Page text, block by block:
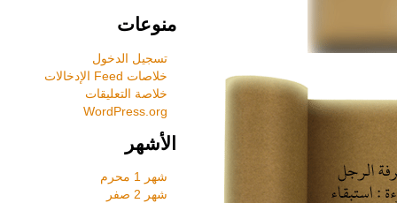
منوعات
تسجيل الدخول
خلاصات Feed الإدخالات
خلاصة التعليقات
WordPress.org
الأشهر
شهر 1 محرم
شهر 2 صفر